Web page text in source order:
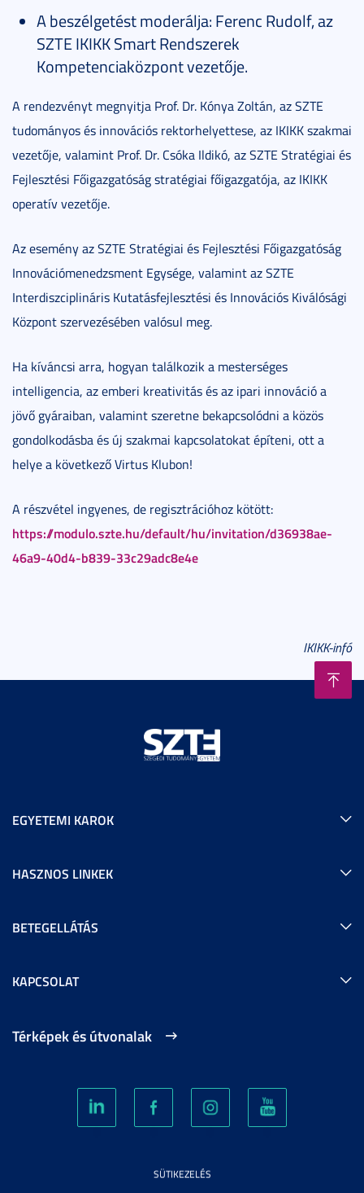
A beszélgetést moderálja: Ferenc Rudolf, az
SZTE IKIKK Smart Rendszerek
Kompetenciaközpont vezetője.
A rendezvényt megnyitja Prof. Dr. Kónya Zoltán, az SZTE
tudományos és innovációs rektorhelyettese, az IKIKK szakmai
vezetője, valamint Prof. Dr. Csóka Ildikó, az SZTE Stratégiai és
Fejlesztési Főigazgatóság stratégiai főigazgatója, az IKIKK
operatív vezetője.
Az esemény az SZTE Stratégiai és Fejlesztési Főigazgatóság
Innovációmenedzsment Egysége, valamint az SZTE
Interdiszciplináris Kutatásfejlesztési és Innovációs Kiválósági
Központ szervezésében valósul meg.
Ha kíváncsi arra, hogyan találkozik a mesterséges
intelligencia, az emberi kreativitás és az ipari innováció a
jövő gyáraiban, valamint szeretne bekapcsolódni a közös
gondolkodásba és új szakmai kapcsolatokat építeni, ott a
helye a következő Virtus Klubon!
A részvétel ingyenes, de regisztrációhoz kötött:
https://modulo.szte.hu/default/hu/invitation/d36938ae-
46a9-40d4-b839-33c29adc8e4e
IKIKK-infó
EGYETEMI KAROK
HASZNOS LINKEK
BETEGELLÁTÁS
KAPCSOLAT
Térképek és útvonalak
SÜTIKEZELÉS